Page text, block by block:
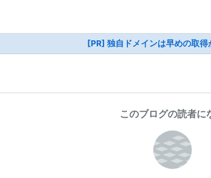
[PR] 独自ドメインは早めの取得
このブログの読者に